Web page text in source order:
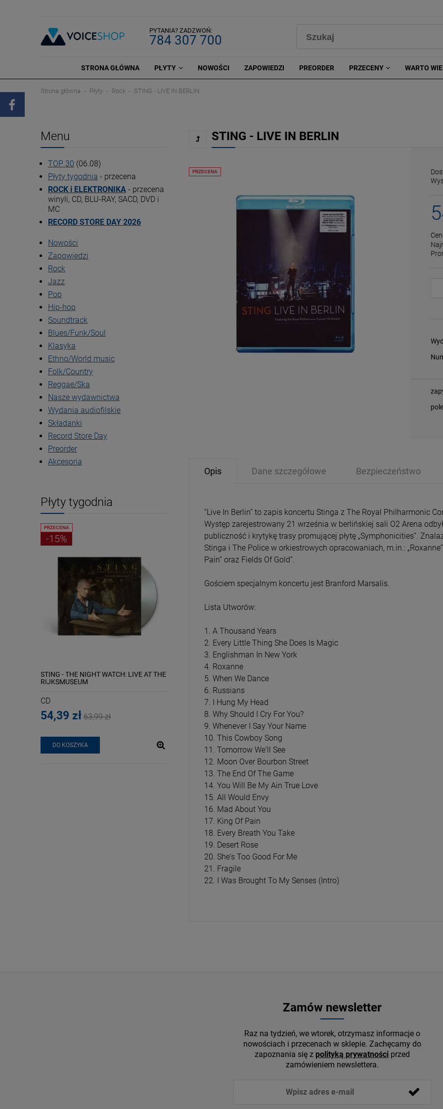
PYTANIA? ZADZWOŃ:
784 307 700
STRONA GŁÓWNA PŁYTY NOWOŚCI ZAPOWIEDZI PREORDER PRZECENY WARTO
Strona główna Płyty Rock STING - LIVE IN BERLIN
Menu
TOP 30 (06.08)
Płyty tygodnia - przecena
ROCK i ELEKTRONIKA - przecena
winyli, CD, BLU-RAY, SACD, DVD i
MC
RECORD STORE DAY 2026
Nowości
Zapowiedzi
Rock
Jazz
Pop
Hip-hop
Soundtrack
Blues/Funk/Soul
Klasyka
Ethno/World music
Folk/Country
Reggae/Ska
Nasze wydawnictwa
Wydania audiofilskie
Składanki
Record Store Day
Preorder
Akcesoria
Płyty tygodnia
-15%
STING - THE NIGHT WATCH: LIVE AT THE
RIJKSMUSEUM
CD
54,39 zł 63,99 zł
DO KOSZYKA
PRZECENA
DAVIS, MILES/ MARCUS MILLER - MUSIC
FROM SIESTA
97,74 zł 114,99 zł
DO KOSZYKA
-15%
105,99 zł
PRZECENA
-
STING - LIVE IN BERLIN
PRZECENA
Opis Dane szczegółowe Bezpieczeństwo
“Live In Berlin” to zapis koncertu Stinga z The Royal Philharmonic
Występ zarejestrowany 21 września w berlińskiej sali O2 Arena
publiczność i krytykę trasy promującej płytę „Symphonicities”.
Stinga i The Police w orkiestrowych opracowaniach, m.in.:
Pain” oraz Fields Of Gold”.
Gościem specjalnym koncertu jest Branford Marsalis.
Lista Utworów:
1. A Thousand Years
2. Every Little Thing She Does Is Magic
3. Englishman In New York
4. Roxanne
5. When We Dance
6. Russians
7. I Hung My Head
8. Why Should I Cry For You?
9. Whenever I Say Your Name
10. This Cowboy Song
11. Tomorrow We'll See
12. Moon Over Bourbon Street
13. The End Of The Game
14. You Will Be My Ain True Love
15. All Would Envy
16. Mad About You
17. King Of Pain
18. Every Breath You Take
19. Desert Rose
20. She's Too Good For Me
21. Fragile
22. I Was Brought To My Senses (Intro)
Zamów newsletter
Raz na tydzień, we wtorek, otrzymasz informacje o
nowościach i przecenach w sklepie. Zachęcamy do
zapoznania się z polityką prywatności przed
zamówieniem newslettera.